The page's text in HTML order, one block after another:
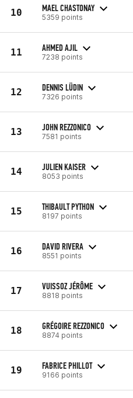
10 MAEL CHASTONAY
5359 points
11 AHMED AJIL
7238 points
12 DENNIS LÜDIN
7326 points
13 JOHN REZZONICO
7581 points
14 JULIEN KAISER
8053 points
15 THIBAULT PYTHON
8197 points
16 DAVID RIVERA
8551 points
17 VUISSOZ JÉRÔME
8818 points
18 GRÉGOIRE REZZONICO
8874 points
19 FABRICE PHILLOT
9166 points